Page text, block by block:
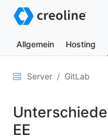
Allgemein Hosting
Allgemein
&
DNS
Server GitLab
EE